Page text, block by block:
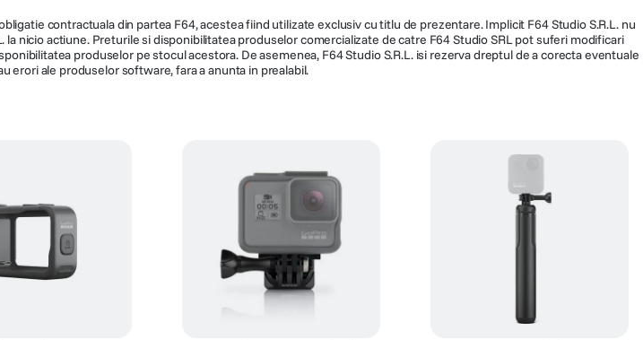
contractuala din partea F64, acestea fiind utilizate exclusiv cu titlu de prezentare. Implicit F64 Studio S.R.L. nu
nicio actiune. Preturile si disponibilitatea produselor comercializate de catre F64 Studio SRL pot suferi modificari
produselor pe stocul acestora. De asemenea, F64 Studio S.R.L. isi rezerva dreptul de a corecta eventuale
erori ale produselor software, fara a anunta in prealabil.